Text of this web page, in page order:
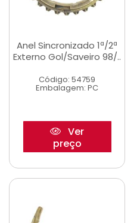
Anel Sincronizado 1ª/2ª
Externo Gol/Saveiro 98/..
Código: 54759
Embalagem: PC
Ver
preço